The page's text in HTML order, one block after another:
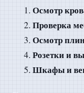
Осмотр
Проверка
Осмотр
Розетки и
Шкафы и